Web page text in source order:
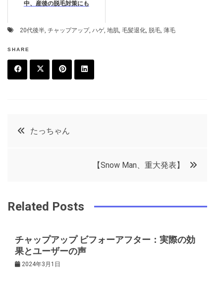
中、産後の脱毛対策にも
20代後半, チャップアップ, ハゲ, 地肌, 毛髪退化, 脱毛, 薄毛
SHARE
k
t
e
t
投
ビ
ゲ
ー
たっちゃん
【Snow Man、重大発表】
Related Posts
チャップアップ ビフォーアフター：実際の効
果とユーザーの声
2024年3月1日